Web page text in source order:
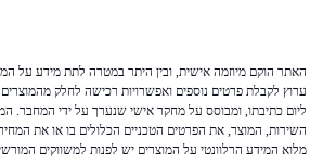
האתר הוקם מיוזמה אישית, ובין היתר במטרה לתת מידע על
ערוץ לקבלת פרטים נוספים ואפשרויות רכישה לחלק מהמוצרים
ליום כתיבתו, ומבוסס על מחקר אישי שנערך על ידי המחבר.
השירות, המוצר, את הפרטים הטכניים הכלולים בו או את
מלוא המידע הרלוונטי על המוצרים יש לפנות למשווקים